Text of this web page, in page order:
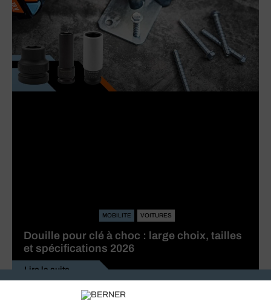
MOBILITE VOITURES
Douille pour clé à choc : large choix, tailles
et spécifications 2026
Lire la suite